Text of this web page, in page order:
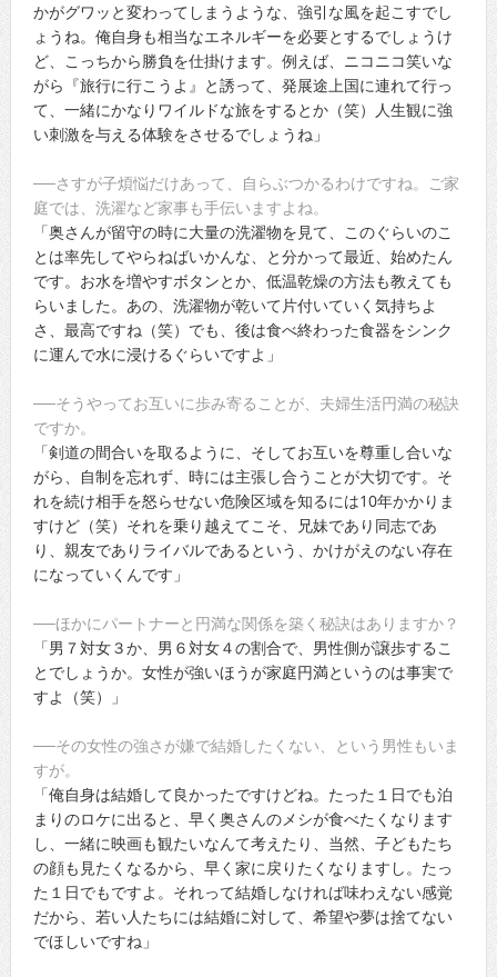
かがグワッと変わってしまうような、強引な風を起こすでし
ょうね。俺自身も相当なエネルギーを必要とするでしょうけ
ど、こっちから勝負を仕掛けます。例えば、ニコニコ笑いな
がら『旅行に行こうよ』と誘って、発展途上国に連れて行っ
て、一緒にかなりワイルドな旅をするとか（笑）人生観に強
い刺激を与える体験をさせるでしょうね」
──さすが子煩悩だけあって、自らぶつかるわけですね。ご家
庭では、洗濯など家事も手伝いますよね。
「奥さんが留守の時に大量の洗濯物を見て、このぐらいのこ
とは率先してやらねばいかんな、と分かって最近、始めたん
です。お水を増やすボタンとか、低温乾燥の方法も教えても
らいました。あの、洗濯物が乾いて片付いていく気持ちよ
さ、最高ですね（笑）でも、後は食べ終わった食器をシンク
に運んで水に浸けるぐらいですよ」
──そうやってお互いに歩み寄ることが、夫婦生活円満の秘訣
ですか。
「剣道の間合いを取るように、そしてお互いを尊重し合いな
がら、自制を忘れず、時には主張し合うことが大切です。そ
れを続け相手を怒らせない危険区域を知るには10年かかりま
すけど（笑）それを乗り越えてこそ、兄妹であり同志であ
り、親友でありライバルであるという、かけがえのない存在
になっていくんです」
──ほかにパートナーと円満な関係を築く秘訣はありますか？
「男７対女３か、男６対女４の割合で、男性側が譲歩するこ
とでしょうか。女性が強いほうが家庭円満というのは事実で
すよ（笑）」
──その女性の強さが嫌で結婚したくない、という男性もいま
すが。
「俺自身は結婚して良かったですけどね。たった１日でも泊
まりのロケに出ると、早く奥さんのメシが食べたくなります
し、一緒に映画も観たいなんて考えたり、当然、子どもたち
の顔も見たくなるから、早く家に戻りたくなりますし。たっ
た１日でもですよ。それって結婚しなければ味わえない感覚
だから、若い人たちには結婚に対して、希望や夢は捨てない
でほしいですね」